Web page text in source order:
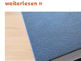
weiterlesen »